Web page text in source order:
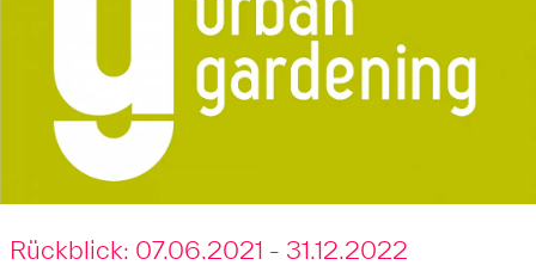
Rückblick: 07.06.2021 - 31.12.2022